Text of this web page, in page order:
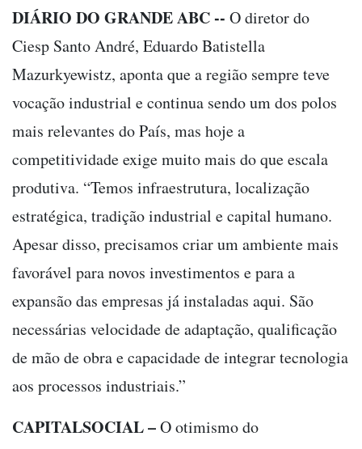
DIÁRIO DO GRANDE ABC -- O diretor do
Ciesp Santo André, Eduardo Batistella
Mazurkyewistz, aponta que a região sempre teve
vocação industrial e continua sendo um dos polos
mais relevantes do País, mas hoje a
competitividade exige muito mais do que escala
produtiva. “Temos infraestrutura, localização
estratégica, tradição industrial e capital humano.
Apesar disso, precisamos criar um ambiente mais
favorável para novos investimentos e para a
expansão das empresas já instaladas aqui. São
necessárias velocidade de adaptação, qualificação
de mão de obra e capacidade de integrar tecnologia
aos processos industriais.”
CAPITALSOCIAL –O otimismo do